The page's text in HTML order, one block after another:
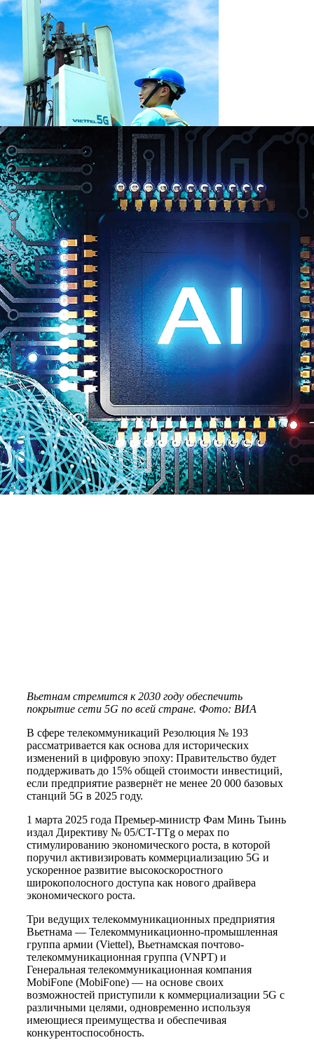
Вьетнам стремится к 2030 году обеспечить
покрытие сети 5G по всей стране. Фото: ВИА
В сфере телекоммуникаций Резолюция № 193
рассматривается как основа для исторических
изменений в цифровую эпоху: Правительство будет
поддерживать до 15% общей стоимости инвестиций,
если предприятие развернёт не менее 20 000 базовых
станций 5G в 2025 году.
1 марта 2025 года Премьер-министр Фам Минь Тьинь
издал Директиву № 05/CT-TTg о мерах по
стимулированию экономического роста, в которой
поручил активизировать коммерциализацию 5G и
ускоренное развитие высокоскоростного
широкополосного доступа как нового драйвера
экономического роста.
Три ведущих телекоммуникационных предприятия
Вьетнама — Телекоммуникационно-промышленная
группа армии (Viettel), Вьетнамская почтово-
телекоммуникационная группа (VNPT) и
Генеральная телекоммуникационная компания
MobiFone (MobiFone) — на основе своих
возможностей приступили к коммерциализации 5G с
различными целями, одновременно используя
имеющиеся преимущества и обеспечивая
конкурентоспособность.